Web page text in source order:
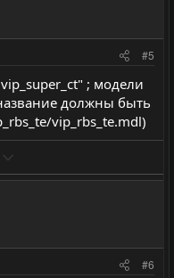
т
в
н
ы
й
о
с
#5
; модели
должны быть
vip_rbs_te.mdl)
е
т
#6